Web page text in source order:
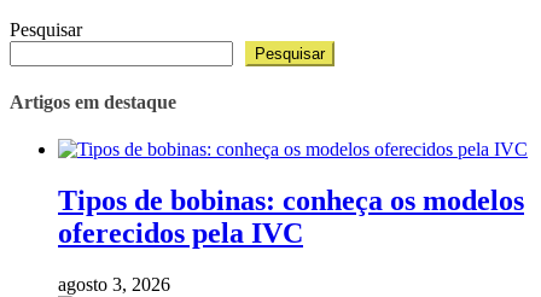
Pesquisar
Pesquisar
Artigos em destaque
Tipos de bobinas: conheça os modelos
oferecidos pela IVC
agosto 3, 2026